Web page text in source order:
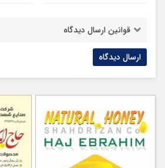
قوانین ارسال دیدگاه